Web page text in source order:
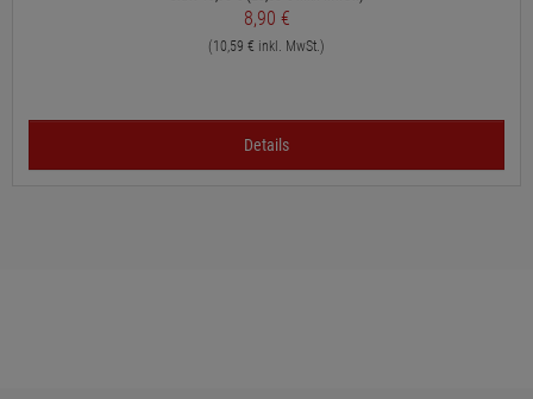
8,90 €
(10,59 € inkl. MwSt.)
Details